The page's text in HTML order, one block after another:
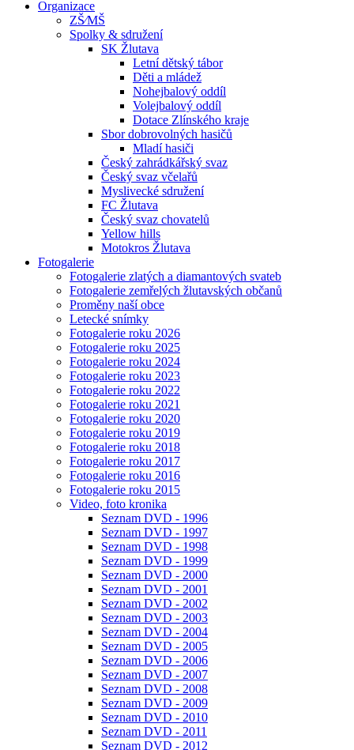
Organizace
ZŠ⁄MŠ
Spolky & sdružení
SK Žlutava
Letní dětský tábor
Děti a mládež
Nohejbalový oddíl
Volejbalový oddíl
Dotace Zlínského kraje
Sbor dobrovolných hasičů
Mladí hasiči
Český zahrádkářský svaz
Český svaz včelařů
Myslivecké sdružení
FC Žlutava
Český svaz chovatelů
Yellow hills
Motokros Žlutava
Fotogalerie
Fotogalerie zlatých a diamantových svateb
Fotogalerie zemřelých žlutavských občanů
Proměny naší obce
Letecké snímky
Fotogalerie roku 2026
Fotogalerie roku 2025
Fotogalerie roku 2024
Fotogalerie roku 2023
Fotogalerie roku 2022
Fotogalerie roku 2021
Fotogalerie roku 2020
Fotogalerie roku 2019
Fotogalerie roku 2018
Fotogalerie roku 2017
Fotogalerie roku 2016
Fotogalerie roku 2015
Video, foto kronika
Seznam DVD - 1996
Seznam DVD - 1997
Seznam DVD - 1998
Seznam DVD - 1999
Seznam DVD - 2000
Seznam DVD - 2001
Seznam DVD - 2002
Seznam DVD - 2003
Seznam DVD - 2004
Seznam DVD - 2005
Seznam DVD - 2006
Seznam DVD - 2007
Seznam DVD - 2008
Seznam DVD - 2009
Seznam DVD - 2010
Seznam DVD - 2011
Seznam DVD - 2012